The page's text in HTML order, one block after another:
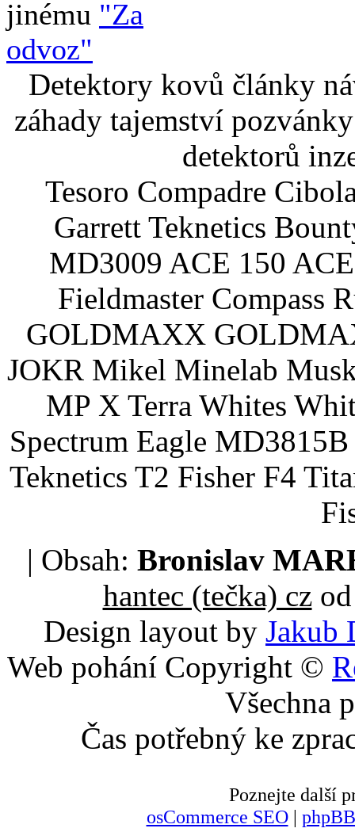
jinému "Za
odvoz"
Detektory kovů články
záhady tajemství
detektorů
Tesoro Compadre
Garrett Teknetics
MD3009 ACE 150
Fieldmaster Compass
GOLDMAXX
JOKR Mikel Minelab
MP X Terra Whites
Spectrum Eagle
Teknetics T2 Fisher F4
| Obsah: Bronislav
hantec (tečka) czod
Design layout by Jakub
Web pohání Copyright ©
Všechna
Čas potřebný ke
Poznejte další
osCommerce SEO|